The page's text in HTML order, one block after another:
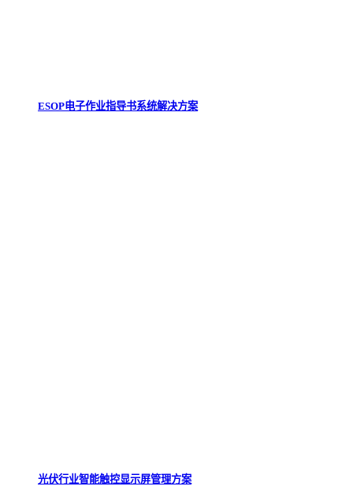
ESOP电子作业指导书系统解决方案
光伏行业智能触控显示屏管理方案